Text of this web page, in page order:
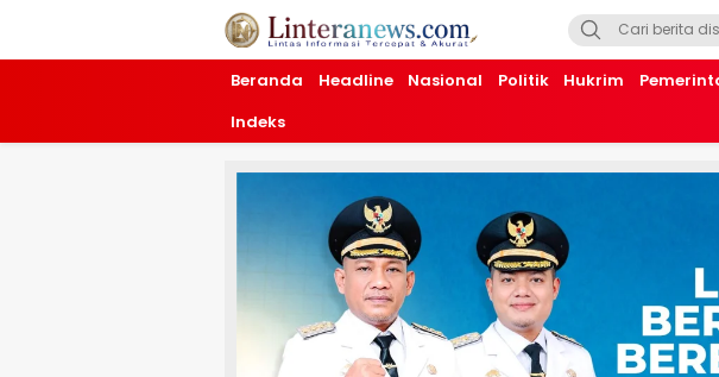
Linteranews.com
Lintas Informasi Tercepat dan Akurat
Beranda Headline Nasional Politik Hukrim
Indeks